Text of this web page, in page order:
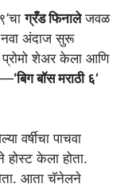
ग्रँड फिनालेजवळ
नवा अंदाज सुरू
शेअर केला आणि
‘बिग बॉस मराठी ६’
वर्षीचा पाचवा
होस्ट केला होता.
आता चॅनेलने